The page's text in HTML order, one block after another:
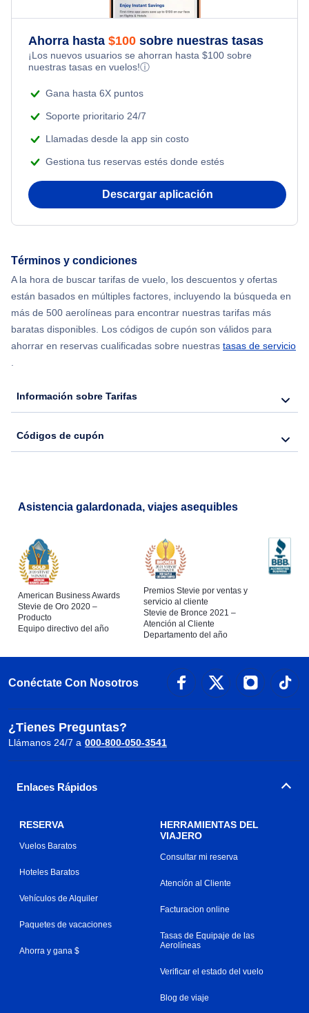
Ahorra hasta $100 sobre nuestras tasas
¡Los nuevos usuarios se ahorran hasta $100 sobre
nuestras tasas en vuelos!ⓘ
Gana hasta 6X puntos
Soporte prioritario 24/7
Llamadas desde la app sin costo
Gestiona tus reservas estés donde estés
Descargar aplicación
Términos y condiciones
A la hora de buscar tarifas de vuelo, los descuentos y ofertas
están basados en múltiples factores, incluyendo la búsqueda en
más de 500 aerolíneas para encontrar nuestras tarifas más
baratas disponibles. Los códigos de cupón son válidos para
ahorrar en reservas cualificadas sobre nuestras tasas de servicio
.
Información sobre Tarifas
Códigos de cupón
Asistencia galardonada, viajes asequibles
American Business Awards
Stevie de Oro 2020 –
Producto
Equipo directivo del año
Premios Stevie por ventas y
servicio al cliente
Stevie de Bronce 2021 –
Atención al Cliente
Departamento del año
Conéctate Con Nosotros
¿Tienes Preguntas?
Llámanos 24/7 a 000-800-050-3541
Enlaces Rápidos
RESERVA
Vuelos Baratos
Hoteles Baratos
Vehículos de Alquiler
Paquetes de vacaciones
Ahorra y gana $
HERRAMIENTAS DEL
VIAJERO
Consultar mi reserva
Atención al Cliente
Facturacion online
Tasas de Equipaje de las
Aerolíneas
Verificar el estado del vuelo
Blog de viaje